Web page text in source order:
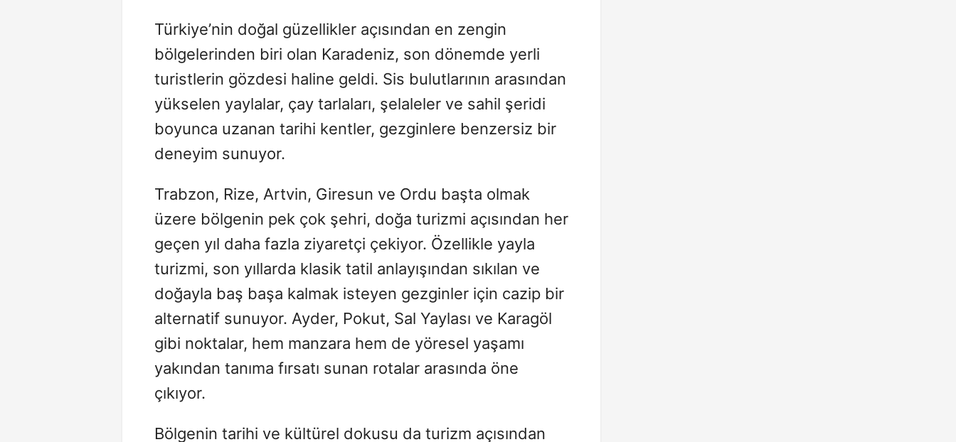
Türkiye’nin doğal güzellikler açısından en zengin
bölgelerinden biri olan Karadeniz, son dönemde yerli
turistlerin gözdesi haline geldi. Sis bulutlarının arasından
yükselen yaylalar, çay tarlaları, şelaleler ve sahil şeridi
boyunca uzanan tarihi kentler, gezginlere benzersiz bir
deneyim sunuyor.
Trabzon, Rize, Artvin, Giresun ve Ordu başta olmak
üzere bölgenin pek çok şehri, doğa turizmi açısından her
geçen yıl daha fazla ziyaretçi çekiyor. Özellikle yayla
turizmi, son yıllarda klasik tatil anlayışından sıkılan ve
doğayla baş başa kalmak isteyen gezginler için cazip bir
alternatif sunuyor. Ayder, Pokut, Sal Yaylası ve Karagöl
gibi noktalar, hem manzara hem de yöresel yaşamı
yakından tanıma fırsatı sunan rotalar arasında öne
çıkıyor.
Bölgenin tarihi ve kültürel dokusu da turizm açısından